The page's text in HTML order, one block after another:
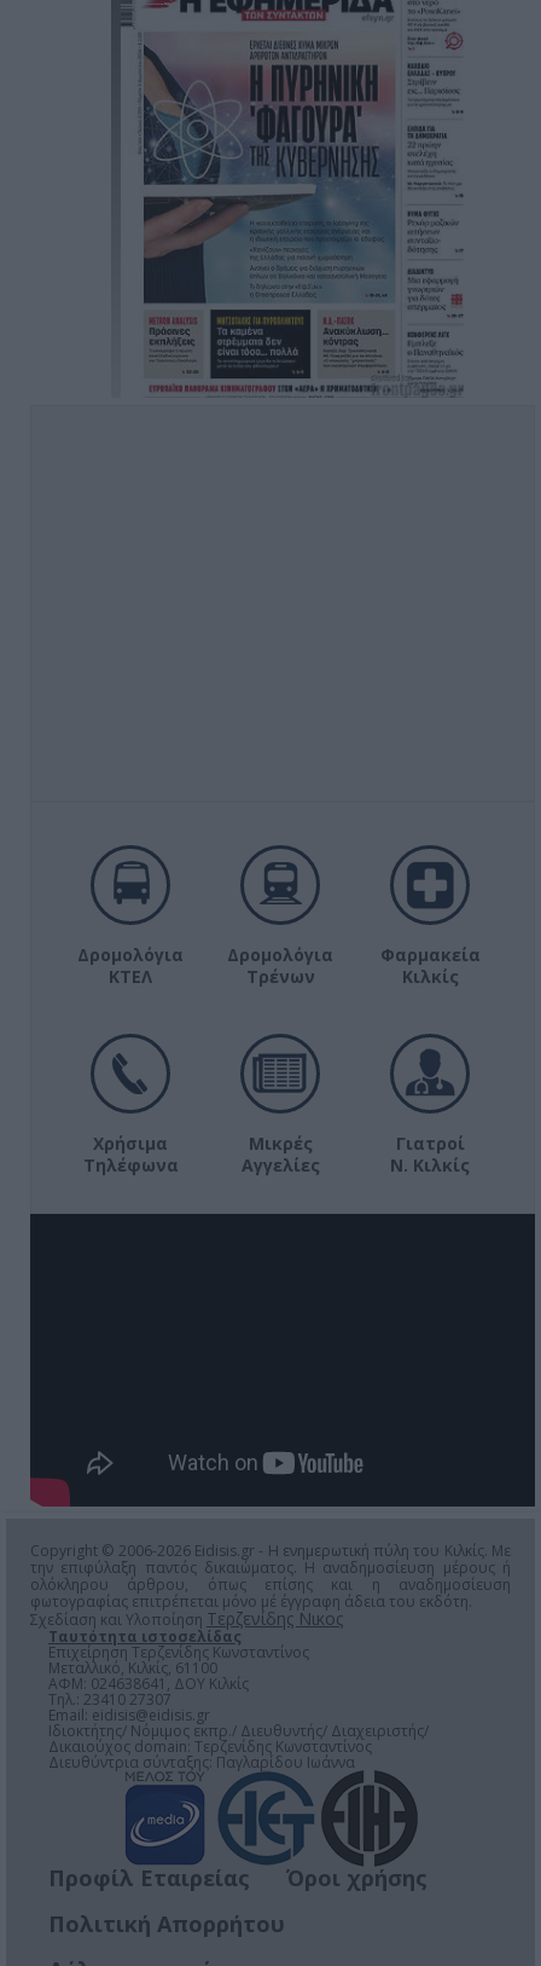
Δρομολόγια
ΚΤΕΛ
Δρομολόγια
Τρένων
Φαρμακεία
Κιλκίς
Χρήσιμα
Τηλέφωνα
Μικρές
Αγγελίες
Γιατροί
Ν. Κιλκίς
Copyright © 2006-2026 Eidisis.gr - Η ενημερωτική πύλη του Κιλκίς. Με
την επιφύλαξη παντός δικαιώματος. Η αναδημοσίευση μέρους ή
ολόκληρου άρθρου, όπως επίσης και η αναδημοσίευση
φωτογραφίας επιτρέπεται μόνο μέ έγγραφη άδεια του εκδότη.
Σχεδίαση και Υλοποίηση Τερζενίδης Νικος
Ταυτότητα ιστοσελίδας
Επιχείρηση Τερζενίδης Κωνσταντίνος
Μεταλλικό, Κιλκίς, 61100
ΑΦΜ: 024638641, ΔΟΥ Κιλκίς
Τηλ.: 23410 27307
Email: eidisis@eidisis.gr
Ιδιοκτήτης/ Νόμιμος εκπρ./ Διευθυντής/ Διαχειριστής/
Δικαιούχος domain: Τερζενίδης Κωνσταντίνος
Διευθύντρια σύνταξης: Παγλαρίδου Ιωάννα
Προφίλ Εταιρείας
Όροι χρήσης
Πολιτική Απορρήτου